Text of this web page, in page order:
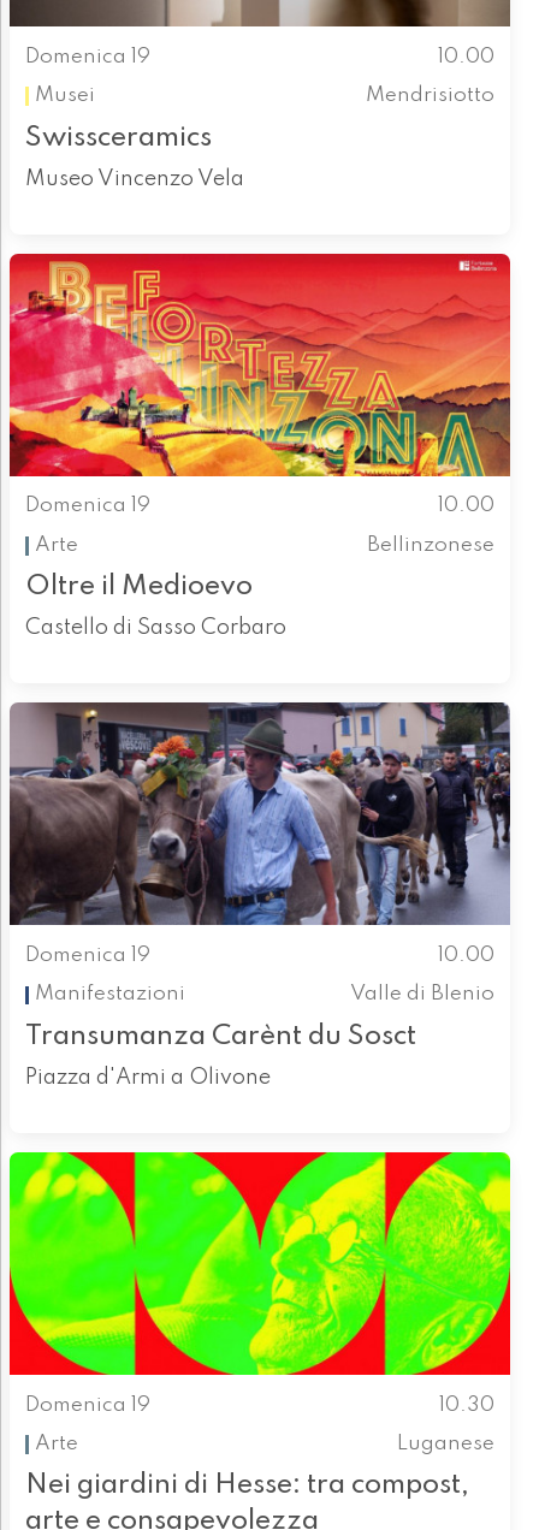
Domenica 19
10.00
Musei
Mendrisiotto
Swissceramics
Museo Vincenzo Vela
Domenica 19
10.00
Arte
Bellinzonese
Oltre il Medioevo
Castello di Sasso Corbaro
Domenica 19
10.00
Manifestazioni
Valle di Blenio
Transumanza Carènt du Sosct
Piazza d'Armi a Olivone
Domenica 19
10.30
Arte
Luganese
Nei giardini di Hesse: tra compost,
arte e consapevolezza